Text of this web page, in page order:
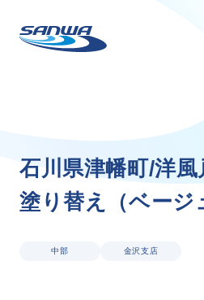
三和ペイントにつ
理念
会社概要
石川 県津幡町/洋風
塗り替え （ベージ
中部 金沢支店